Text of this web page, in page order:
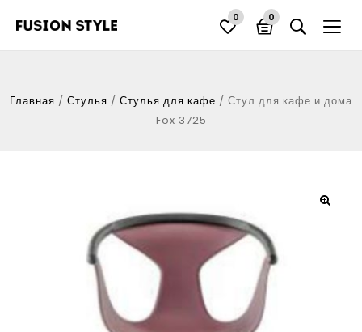
0 0
Главная / Стулья / Стулья для кафе / Стул для кафе и дома
Fox 3725